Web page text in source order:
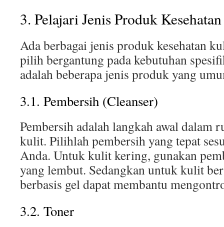
3. Pelajari Jenis Produk
Ada berbagai jenis produk kesehatan
pilih bergantung pada kebutuhan
adalah beberapa jenis produk yang
3.1. Pembersih (Cleanser)
Pembersih adalah langkah awal dalam
kulit. Pilihlah pembersih yang tepat
Anda. Untuk kulit kering, gunakan
yang lembut. Sedangkan untuk kulit
berbasis gel dapat membantu
3.2. Toner